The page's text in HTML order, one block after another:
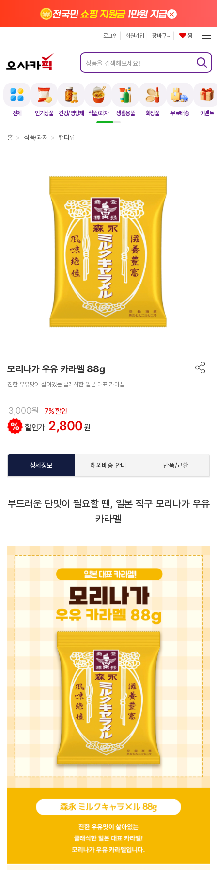
전체 인기상품 건강/영양제 식품/과자 생활용품 화장품 무료배송 이벤트
전국민쇼핑 지원금1만원 지급×
로그인 회원가입 장바구니 찜
홈 > 식품/과자 > 캔디류
모리나가 우유 카라멜 88g
진한 우유맛이 살아있는 클래식한 일본 대표 카라멜
3,000원 7% 할인
할인가 2,800원
상세정보 해외배송 안내 반품/교환
부드러운 단맛이 필요할 땐, 일본 직구 모리나가 우유
카라멜